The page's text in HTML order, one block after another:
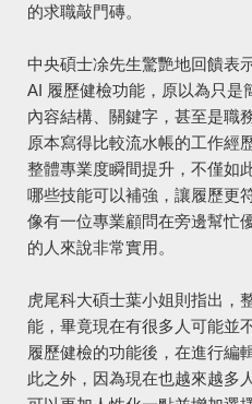
的求職敲門磚。
中央碩士凃先生驚艷地回饋表
AI 履歷健檢功能，原以為只是
內容結構、關鍵字，甚至是職
原本寫得比較流水帳的工作經
整體專業度瞬間提升，不僅如
哪些技能可以補強，讓履歷更
像有一位專業顧問在旁邊幫忙
的人來說非常實用。
虎尾科大碩士葉小姐則指出，
能，畢竟現在有很多人可能並
履歷健檢的功能後，在進行編
此之外，因為現在也越來越多